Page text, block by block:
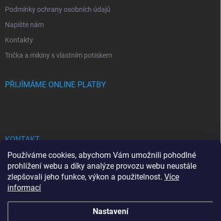
Používáme cookies, abychom Vám umožnili pohodlné
prohlížení webu a díky analýze provozu webu neustále
zlepšovali jeho funkce, výkon a použitelnost. Více
informací
Nastavení
Podmínky ochrany osobních údajů
Napište nám
Kontakty
Trička a mikiny s vlastním potiskem
PŘIJÍMÁME ONLINE PLATBY
KONTAKT
bhgdesign seznam.cz
+420737713778